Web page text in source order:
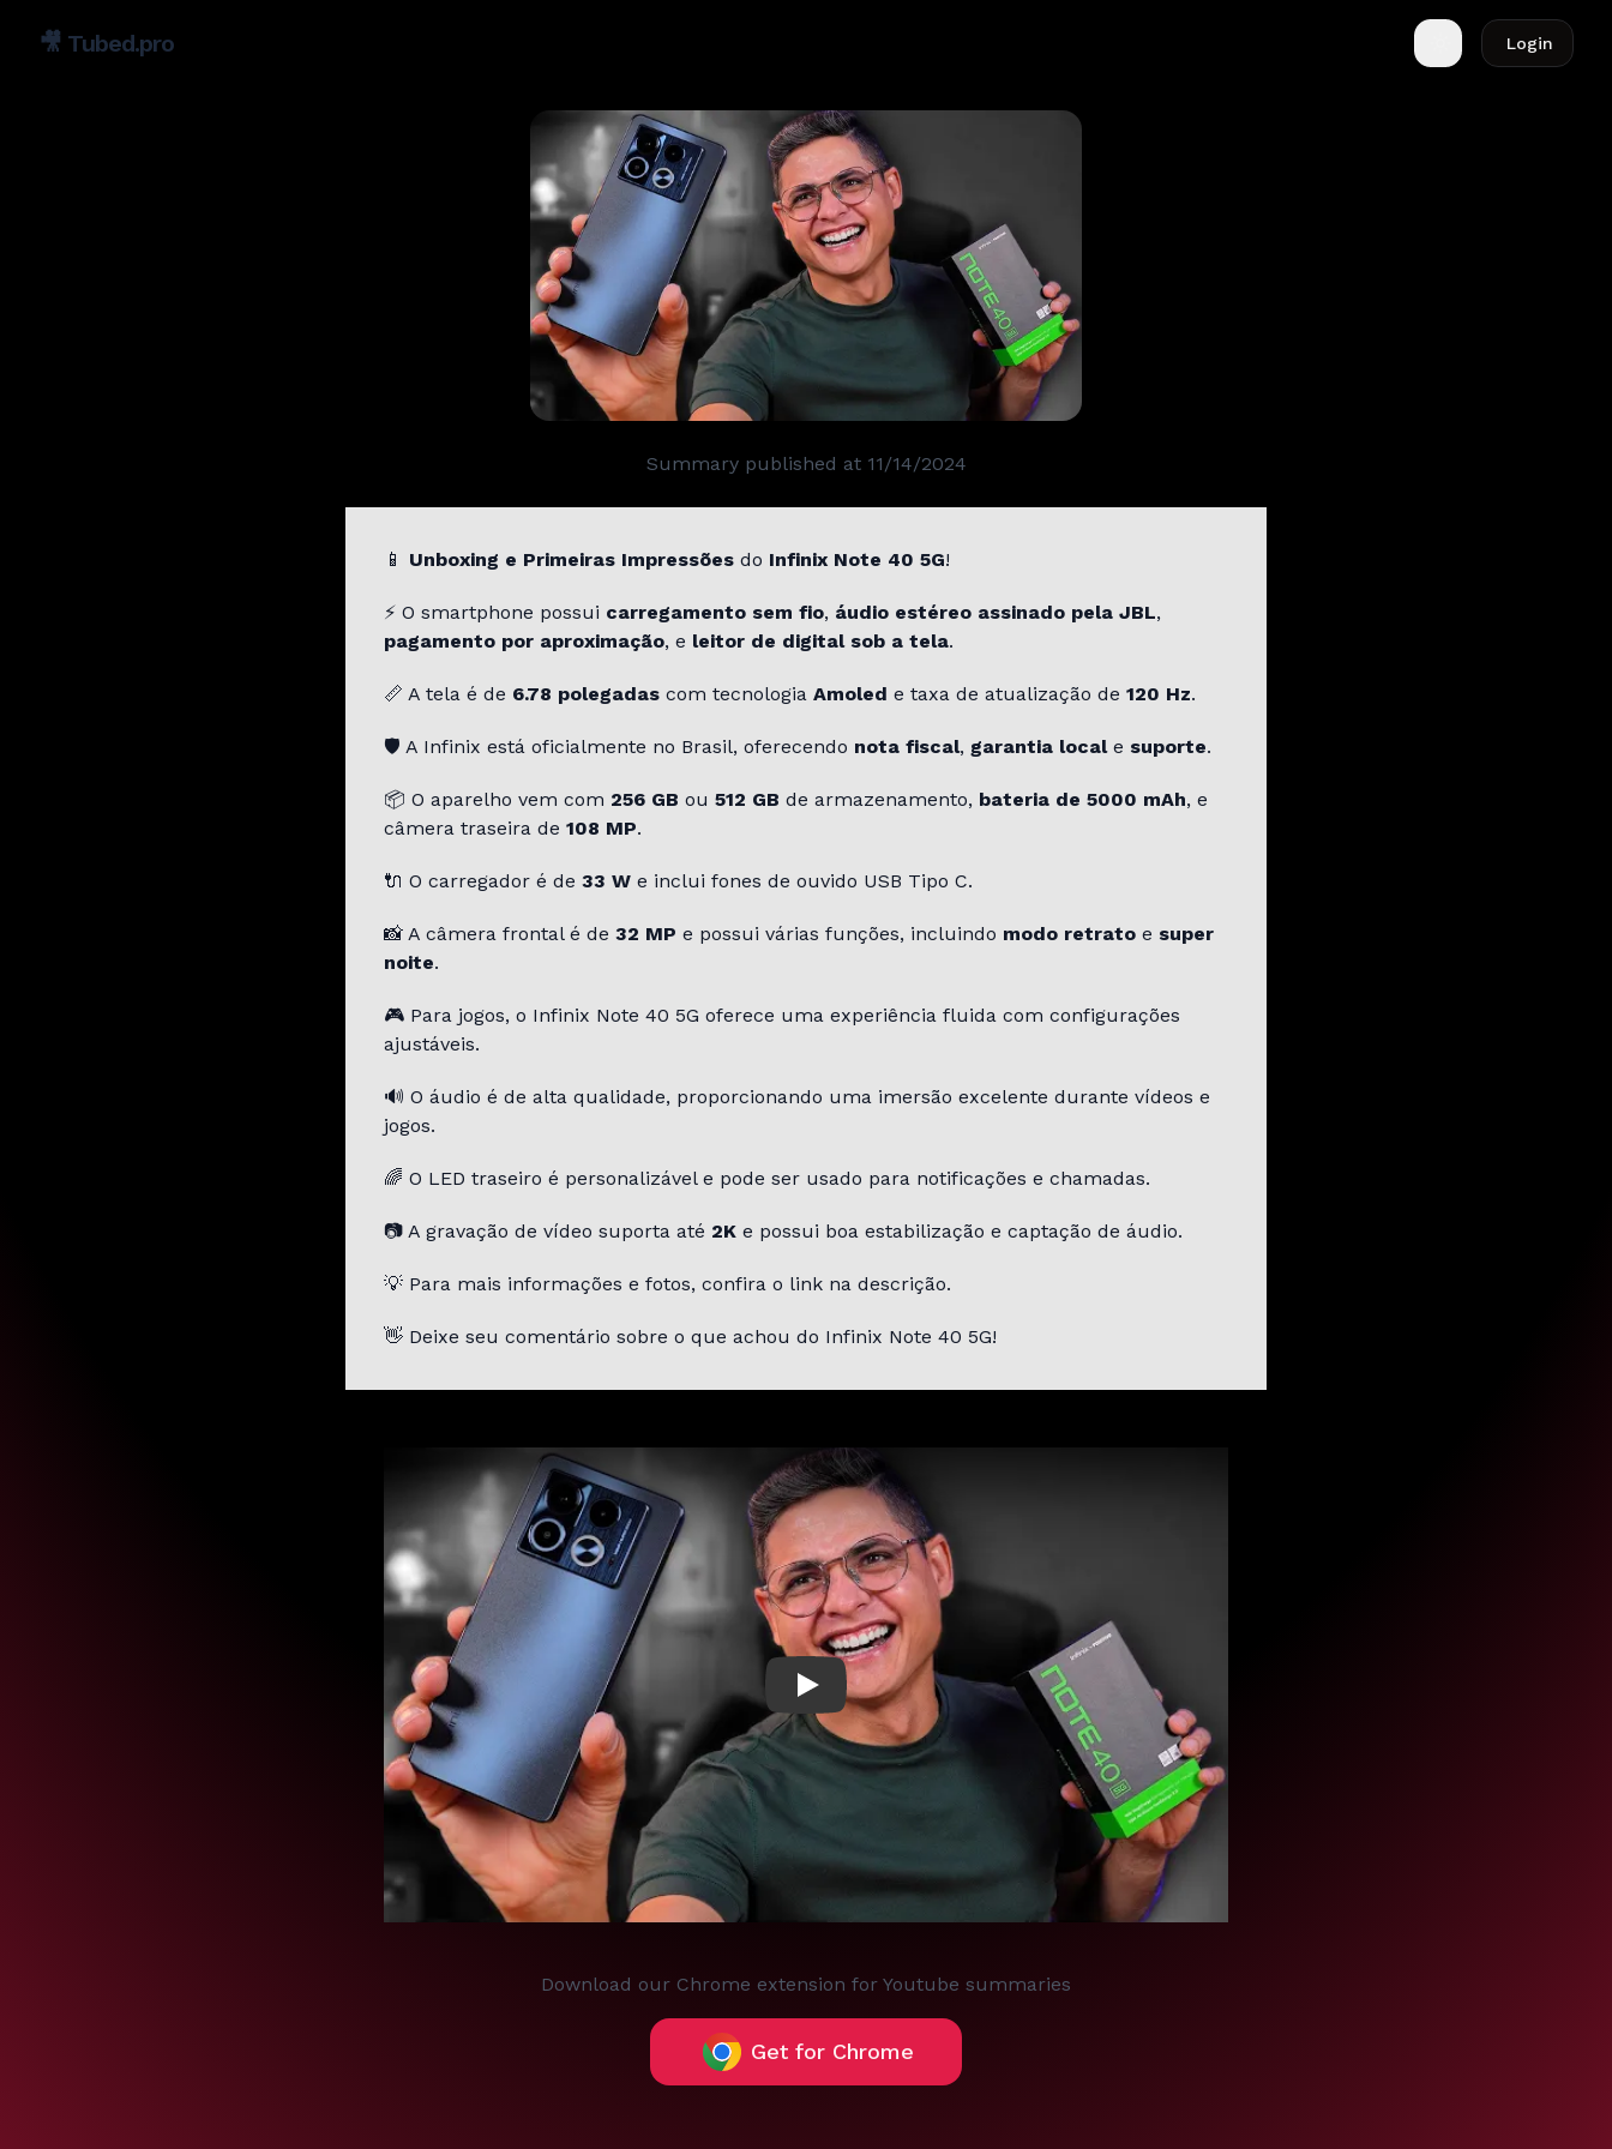
🎥 Tubed.pro Toggle theme
Login
Summary published at 11/14/2024
📱 Unboxing e Primeiras Impressões do Infinix Note 40 5G!
⚡ O smartphone possui carregamento sem fio, áudio estéreo assinado pela JBL,
pagamento por aproximação, e leitor de digital sob a tela.
📏 A tela é de 6.78 polegadas com tecnologia Amoled e taxa de atualização de 120 Hz.
🛡️ A Infinix está oficialmente no Brasil, oferecendo nota fiscal, garantia locale suporte.
📦 O aparelho vem com 256 GB ou 512 GB de armazenamento, bateria de 5000 mAh, e
câmera traseira de 108 MP.
🔌 O carregador é de 33 W e inclui fones de ouvido USB Tipo C.
📸 A câmera frontal é de 32 MP e possui várias funções, incluindo modo retrato e super
noite.
🎮 Para jogos, o Infinix Note 40 5G oferece uma experiência fluida com configurações
ajustáveis.
🔊 O áudio é de alta qualidade, proporcionando uma imersão excelente durante vídeos e
jogos.
🌈 O LED traseiro é personalizável e pode ser usado para notificações e chamadas.
📷 A gravação de vídeo suporta até 2K e possui boa estabilização e captação de áudio.
💡 Para mais informações e fotos, confira o link na descrição.
👋 Deixe seu comentário sobre o que achou do Infinix Note 40 5G!
Play
Download our Chrome extension for Youtube summaries
Get for Chrome